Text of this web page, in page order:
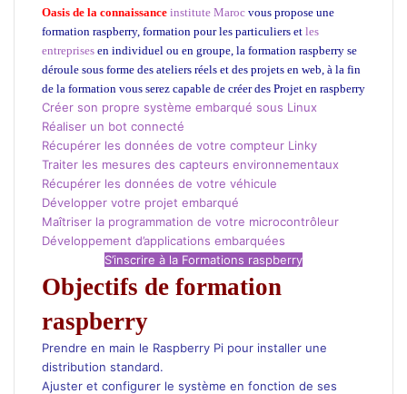
Oasis de la connaissance institute Maroc vous propose une
formation raspberry, formation pour les particuliers et les
entreprises en individuel ou en groupe, la formation raspberry se
déroule sous forme des ateliers réels et des projets en web, à la fin
de la formation vous serez capable de créer des Projet en raspberry
Créer son propre système embarqué sous Linux
Réaliser un bot connecté
Récupérer les données de votre compteur Linky
Traiter les mesures des capteurs environnementaux
Récupérer les données de votre véhicule
Développer votre projet embarqué
Maîtriser la programmation de votre microcontrôleur
Développement d’applications embarquées
S’inscrire à la Formations raspberry
Objectifs de formation
raspberry
Prendre en main le Raspberry Pi pour installer une
distribution standard.
Ajuster et configurer le système en fonction de ses